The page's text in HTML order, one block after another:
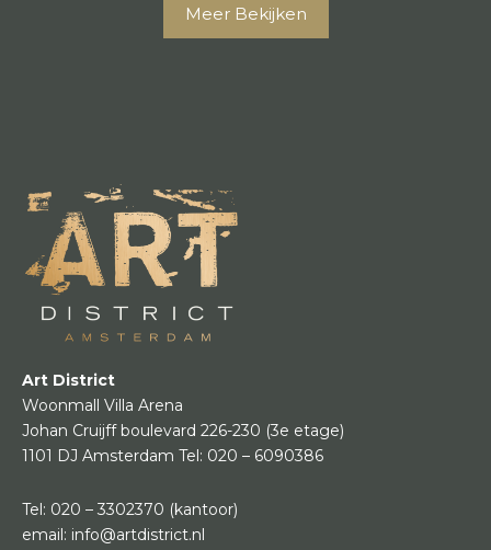
Meer Bekijken
Art District
Woonmall Villa Arena
Johan Cruijff boulevard 226-230 (3e etage)
1101 DJ Amsterdam Tel: 020 – 6090386
Tel: 020 – 3302370 (kantoor)
email: info@artdistrict.nl